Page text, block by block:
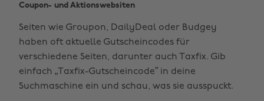
Coupon- und Aktionswebsiten
Seiten wie Groupon, DailyDeal oder Budgey
haben oft aktuelle Gutscheincodes für
verschiedene Seiten, darunter auch Taxfix. Gib
einfach „Taxfix-Gutscheincode” in deine
Suchmaschine ein und schau, was sie ausspuckt.